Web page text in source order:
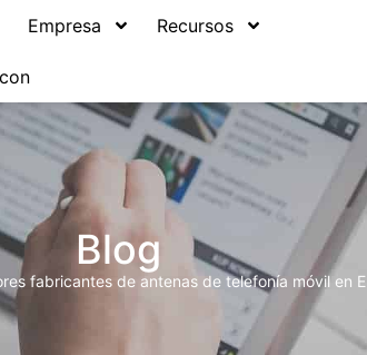
Empresa Recursos
Blog
fabricantes de antenas de telefonía móvil en